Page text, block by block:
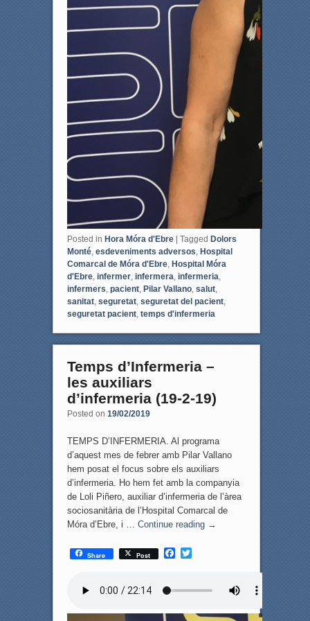
Posted in Hora Móra d'Ebre Tagged Dolors
Monté, esdeveniments adversos, Hospital
Comarcal de Móra d'Ebre, Hospital Móra
d'Ebre, infermer, infermera, infermeria,
infermers, pacient, Pilar Vallano, salut,
sanitat, seguretat, seguretat del pacient,
seguretat pacient, temps d'infermeria
Temps d’Infermeria –
les auxiliars
d’infermeria (19-2-19)
Posted on 19/02/2019
TEMPS D’INFERMERIA. Al programa
d’aquest mes de febrer amb Pilar Vallano
hem posat el focus sobre els auxiliars
d’infermeria. Ho hem fet amb la companyia
de Loli Piñero, auxiliar d’infermeria de l’àrea
sociosanitària de l’Hospital Comarcal de
Móra d’Ebre, i … Continue reading →
Share Post
F
T